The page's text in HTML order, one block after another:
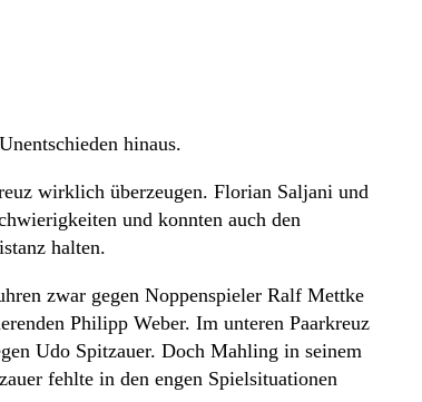
hinaus.
wirklich überzeugen. Florian Saljani und
und konnten auch den
halten.
zwar gegen Noppenspieler Ralf Mettke
Philipp Weber. Im unteren Paarkreuz
Udo Spitzauer. Doch Mahling in seinem
fehlte in den engen Spielsituationen